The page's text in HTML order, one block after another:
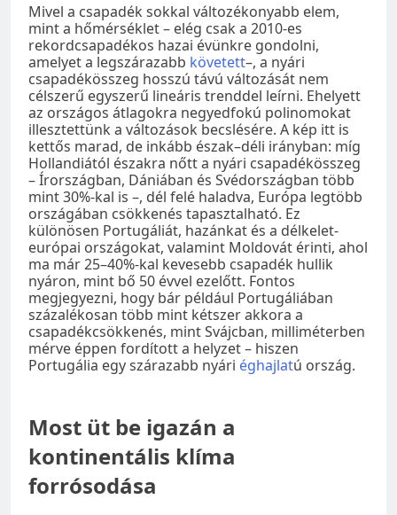
Mivel a csapadék sokkal változékonyabb elem,
mint a hőmérséklet – elég csak a 2010-es
rekordcsapadékos hazai évünkre gondolni,
amelyet a legszárazabb követett–, a nyári
csapadékösszeg hosszú távú változását nem
célszerű egyszerű lineáris trenddel leírni. Ehelyett
az országos átlagokra negyedfokú polinomokat
illesztettünk a változások becslésére. A kép itt is
kettős marad, de inkább észak–déli irányban: míg
Hollandiától északra nőtt a nyári csapadékösszeg
– Írországban, Dániában és Svédországban több
mint 30%-kal is –, dél felé haladva, Európa legtöbb
országában csökkenés tapasztalható. Ez
különösen Portugáliát, hazánkat és a délkelet-
európai országokat, valamint Moldovát érinti, ahol
ma már 25–40%-kal kevesebb csapadék hullik
nyáron, mint bő 50 évvel ezelőtt. Fontos
megjegyezni, hogy bár például Portugáliában
százalékosan több mint kétszer akkora a
csapadékcsökkenés, mint Svájcban, milliméterben
mérve éppen fordított a helyzet – hiszen
Portugália egy szárazabb nyári éghajlatú ország.
Most üt be igazán a
kontinentális klíma
forrósodása